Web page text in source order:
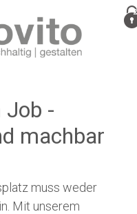
Job -
machbar
muss weder
Mit unserem